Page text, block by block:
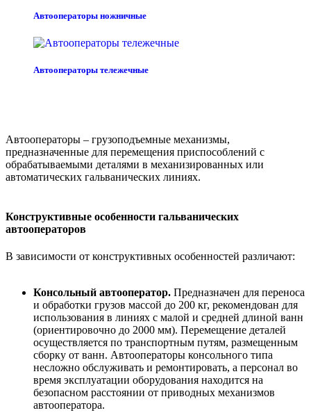
Автооператоры ножничные
Автооператоры тележечные
Автооператоры – грузоподъемные механизмы,
предназначенные для перемещения приспособлений с
обрабатываемыми деталями в механизированных или
автоматических гальванических линиях.
Конструктивные особенности гальванических
автооператоров
В зависимости от конструктивных особенностей различают:
Консольный автооператор. Предназначен для переноса
и обработки грузов массой до 200 кг, рекомендован для
использования в линиях с малой и средней длиной ванн
(ориентировочно до 2000 мм). Перемещение деталей
осуществляется по транспортным путям, размещенным
сборку от ванн. Автооператоры консольного типа
несложно обслуживать и ремонтировать, а персонал во
время эксплуатации оборудования находится на
безопасном расстоянии от приводных механизмов
автооператора.